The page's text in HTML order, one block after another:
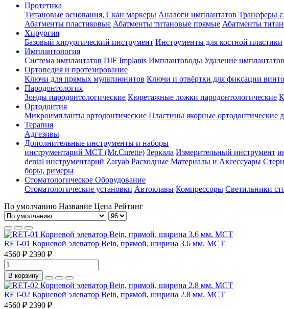
Протетика
Титановые основания, Скан маркеры Аналоги имплантатов Трансферы
Абатменты пластиковые Абатменты титановые прямые Абатменты
Хирургия
Базовый хирургический инструмент Инструменты для костной пластики
Имплантология
Система имплантатов DIF Implants Имплантоводы Удаление
Ортопедия и протезирование
Ключи для прямых мультиюнитов Ключи и отвёртки для фиксации
Пародонтология
Зонды пародонтологические Кюретажные ложки пародонтологические
Ортодонтия
Микроимпланты ортодонтические Пластины якорные ортодонтические
Терапия
Адгезивы
Дополнительные инструменты и наборы
инструментарий МСТ (Mr.Curette) Зеркала Измерительный инструмент
dental инструментарий Zaryab Расходные Материалы и Аксессуары
боры, римеры
Стоматологическое Оборудование
Стоматологические установки Автоклавы Компрессоры Светильники
По умолчанию Название Цена Рейтинг
RET-01 Корневой элеватор Bein, прямой, ширина 3.6 мм. МСТ
4560 ₽ 2390 ₽
В корзину
RET-02 Корневой элеватор Bein, прямой, ширина 2.8 мм. МСТ
4560 ₽ 2390 ₽